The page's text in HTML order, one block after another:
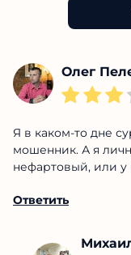
Олег
Я в каком-то дне
мошенник. А я
нефартовый, или
Ответить